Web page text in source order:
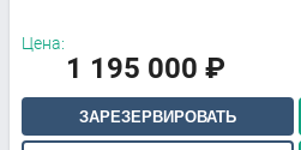
Цена:
1 195 000 ₽
ЗАРЕЗЕРВИРОВАТЬ